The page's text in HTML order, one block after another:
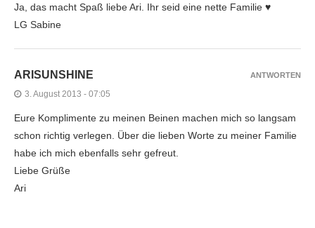
Ja, das macht Spaß liebe Ari. Ihr seid eine nette Familie ♥
LG Sabine
ARISUNSHINE
3. August 2013 - 07:05
Eure Komplimente zu meinen Beinen machen mich so langsam
schon richtig verlegen. Über die lieben Worte zu meiner Familie
habe ich mich ebenfalls sehr gefreut.
Liebe Grüße
Ari
ANTWORTEN